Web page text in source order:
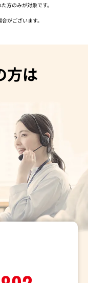
方のみが対象です。
がございます。
方は